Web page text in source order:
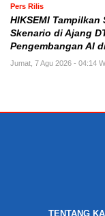
Pers Rilis
HIKSEMI
Skenario di Ajang
Pengembangan AI
Jumat, 7 Agu 2026 - 04:14
TENTANG